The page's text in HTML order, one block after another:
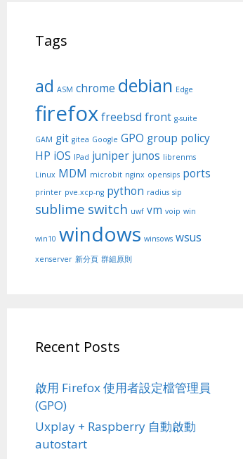
Tags
ad ASM chrome debian Edge
firefoxfreebsd front g-suite
GAM git gitea Google GPO group policy
HP iOS IPad juniper junos librenms
Linux MDM microbit nginx opensips ports
printer pve.xcp-ng python radius sip
sublime switch uwf vm voip win
win10 windows winsows wsus
xenserver 新分頁 群組原則
Recent Posts
啟用 Firefox 使用者設定檔管理員
(GPO)
Uxplay + Raspberry 自動啟動
autostart